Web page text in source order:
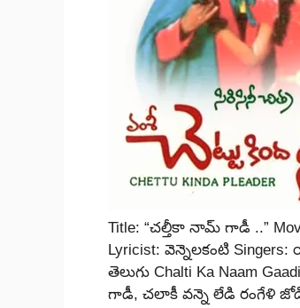
Title: “చల్తీకా నామ్ గాడీ ..”
Lyricist: వెన్నెలకంటి
తెలుగు Chalti Ka Naam
గాడీ, చలాకీ వన్నె లేడి రంగేళి